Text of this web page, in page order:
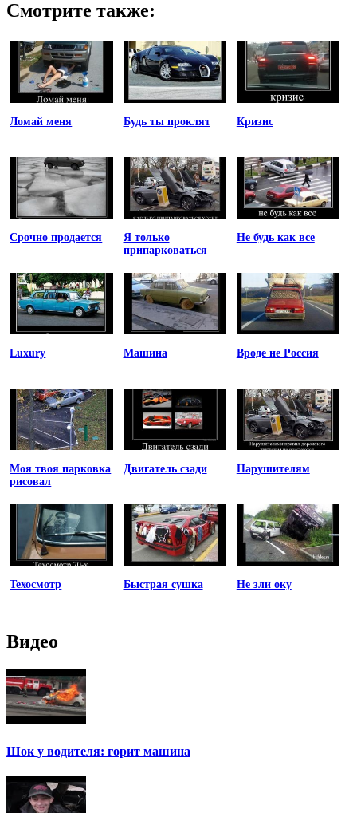
Смотрите также:
Ломай меня Будь ты проклят Кризис
Срочно продается
Я только
припарковаться
Не будь как все
Luxury Машина Вроде не Россия
Моя твоя парковка
рисовал
Двигатель сзади Нарушителям
Техосмотр Быстрая сушка Не зли оку
Видео
Шок у водителя: горит машина